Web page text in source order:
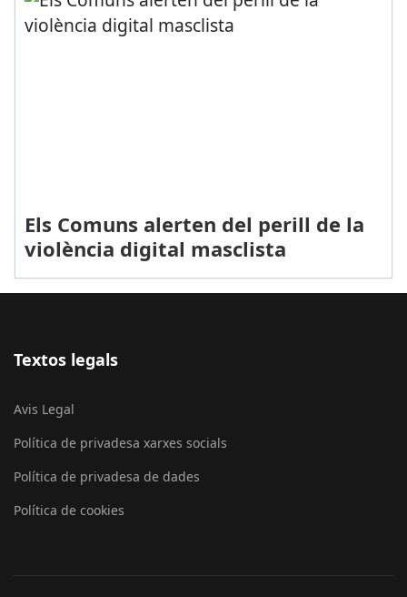
Els Comuns alerten del perill de la
violència digital masclista
Textos legals
Avis Legal
Política de privadesa xarxes socials
Política de privadesa de dades
Política de cookies